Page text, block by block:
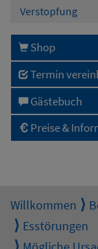
Verstopfung
Shop
Termin
Gästebuch
Preise &
Willkommen
Esstörungen